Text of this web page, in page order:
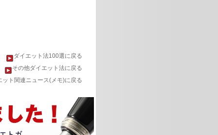
ダイエット法100選に戻る
その他ダイエット法に戻る
ット関連ニュース(メモ)に戻る